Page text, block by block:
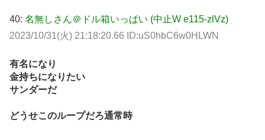
40: 名無しさん＠ドル箱いっぱい (中止W e115-zlVz)
2023/10/31(火) 21:18:20.66 ID:uS0hbC6w0HLWN
有名になり
金持ちになりたい
サンダーだ
どうせこのループだろ通常時